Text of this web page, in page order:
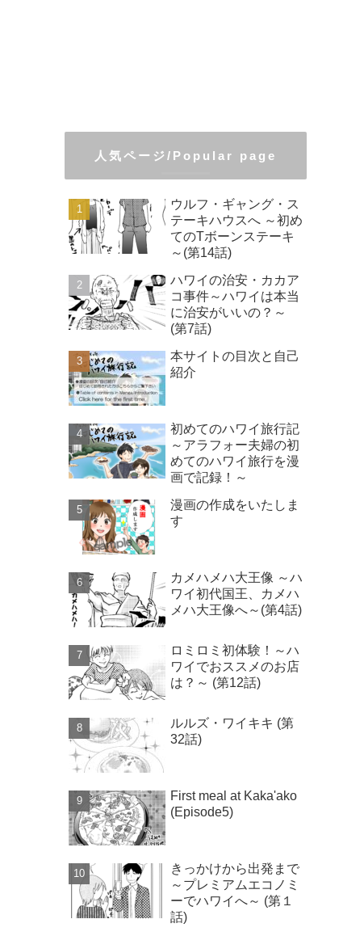
人気ページ/Popular page
ウルフ・ギャング・ス
テーキハウスへ ～初め
てのTボーンステーキ
～(第14話)
ハワイの治安・カカア
コ事件～ハワイは本当
に治安がいいの？～
(第7話)
本サイトの目次と自己
紹介
初めてのハワイ旅行記
～アラフォー夫婦の初
めてのハワイ旅行を漫
画で記録！～
漫画の作成をいたしま
す
カメハメハ大王像 ～ハ
ワイ初代国王、カメハ
メハ大王像へ～(第4話)
ロミロミ初体験！～ハ
ワイでおススメのお店
は？～ (第12話)
ルルズ・ワイキキ (第
32話)
First meal at Kaka'ako
(Episode5)
きっかけから出発まで
～プレミアムエコノミ
ーでハワイへ～ (第１
話)